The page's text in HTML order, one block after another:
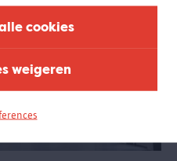
cookies
weigeren